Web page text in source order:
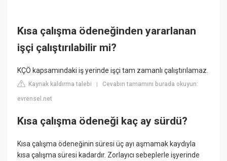
Kısa çalışma ödeneğinden yararlanan
işçi çalıştırılabilir mi?
KÇÖ kapsamındaki iş yerinde işçi tam zamanlı çalıştırılamaz.
Kaynak kaldırma talebi |Cevabın tamamını burada okuyun:
evrensel.net
Kısa çalışma ödeneği kaç ay sürdü?
Kısa çalışma ödeneğinin süresi üç ayı aşmamak kaydıyla
kısa çalışma süresi kadardır. Zorlayıcı sebeplerle işyerinde